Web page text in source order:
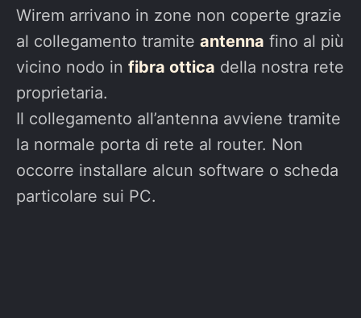
Wirem arrivano in zone non coperte grazie
al collegamento tramite antenna fino al più
vicino nodo in fibra ottica della nostra rete
proprietaria.
Il collegamento all’antenna avviene tramite
la normale porta di rete al router. Non
occorre installare alcun software o scheda
particolare sui PC.